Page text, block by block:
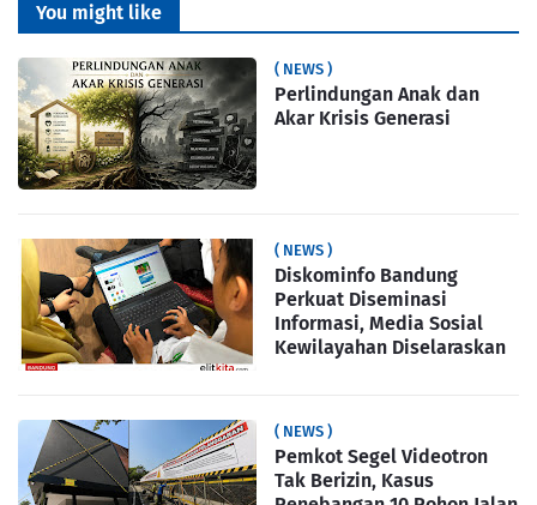
You might like
( NEWS )
Perlindungan Anak dan
Akar Krisis Generasi
( NEWS )
Diskominfo Bandung
Perkuat Diseminasi
Informasi, Media Sosial
Kewilayahan Diselaraskan
( NEWS )
Pemkot Segel Videotron
Tak Berizin, Kasus